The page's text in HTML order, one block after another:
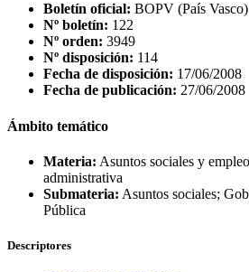
Boletín oficial: BOPV (País Vasco)
Nº boletín: 122
Nº orden: 3949
Nº disposición: 114
Fecha de disposición: 17/06/2008
Fecha de publicación: 27/06/2008
Ámbito temático
Materia: Asuntos sociales y
administrativa
Submateria: Asuntos sociales;
Pública
Descriptores